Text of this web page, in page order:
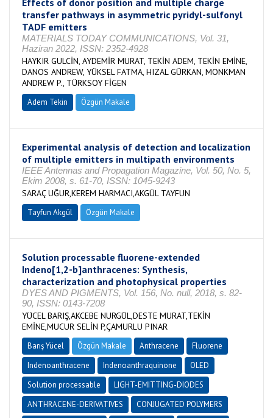
Effects of donor position and multiple charge
transfer pathways in asymmetric pyridyl-sulfonyl
TADF emitters
MATERIALS TODAY COMMUNICATIONS, Vol. 31,
Haziran 2022, ISSN: 2352-4928
HAYKIR GULCİN, AYDEMİR MURAT, TEKİN ADEM, TEKİN EMİNE,
DANOS ANDREW, YÜKSEL FATMA, HIZAL GÜRKAN, MONKMAN
ANDREW P., TÜRKSOY FİGEN
Adem Tekin Özgün Makale
Experimental analysis of detection and localization
of multiple emitters in multipath environments
IEEE Antennas and Propagation Magazine, Vol. 50, No. 5,
Ekim 2008, s. 61-70, ISSN: 1045-9243
SARAÇ UĞUR,KEREM HARMACI,AKGÜL TAYFUN
Tayfun Akgül Özgün Makale
Solution processable fluorene-extended
Indeno[1,2-b]anthracenes: Synthesis,
characterization and photophysical properties
DYES AND PIGMENTS, Vol. 156, No. null, 2018, s. 82-
90, ISSN: 0143-7208
YÜCEL BARIŞ,AKCEBE NURGÜL,DESTE MURAT,TEKİN
EMİNE,MUCUR SELİN P,ÇAMURLU PINAR
Barış Yücel Özgün Makale Anthracene
Fluorene
Indenoanthracene
Indenoanthraquinone
OLED
Solution processable
LIGHT-EMITTING-DIODES
ANTHRACENE-DERIVATIVES
CONJUGATED POLYMERS